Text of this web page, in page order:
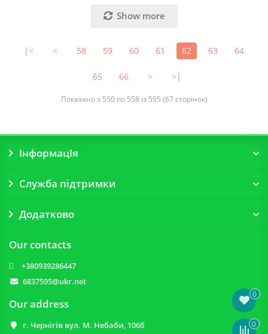
Show more
|< < 58 59 60 61 62 63 64
65 66 > >|
Показано з 550 по 558 із 595 (67 сторінок)
ІнформацІя
Служба підтримки
Додатково
Our contacts
+380939286447
6837595@ukr.net
Our address
г. Чернігів вул. М. Небаби, 106б
0
0